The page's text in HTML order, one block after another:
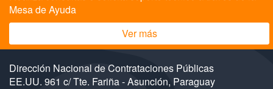
Mesa de Ayuda
Ver más
Dirección Nacional de Contrataciones Públicas
EE.UU. 961 c/ Tte. Fariña - Asunción, Paraguay